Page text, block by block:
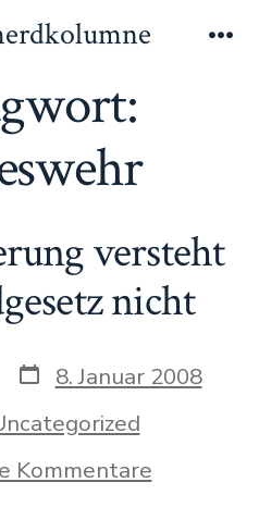
versteht
nicht
Datum
des
Beitrags
8. Januar 2008
Kommentarezu